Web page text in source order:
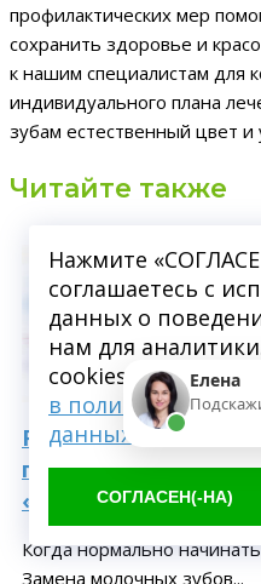
профилактических мер
сохранить здоровье и
к нашим специалистам для
индивидуального плана
зубам естественный цвет и
Читайте также
Рано выпадают
последствия и
«Династия» в
Когда нормально
Замена молочных зубов...
Нажмите
соглашаетесь с
данных о
нам для
cookies можете
в политике
данных
СОГЛАСЕН(-НА)
Елена